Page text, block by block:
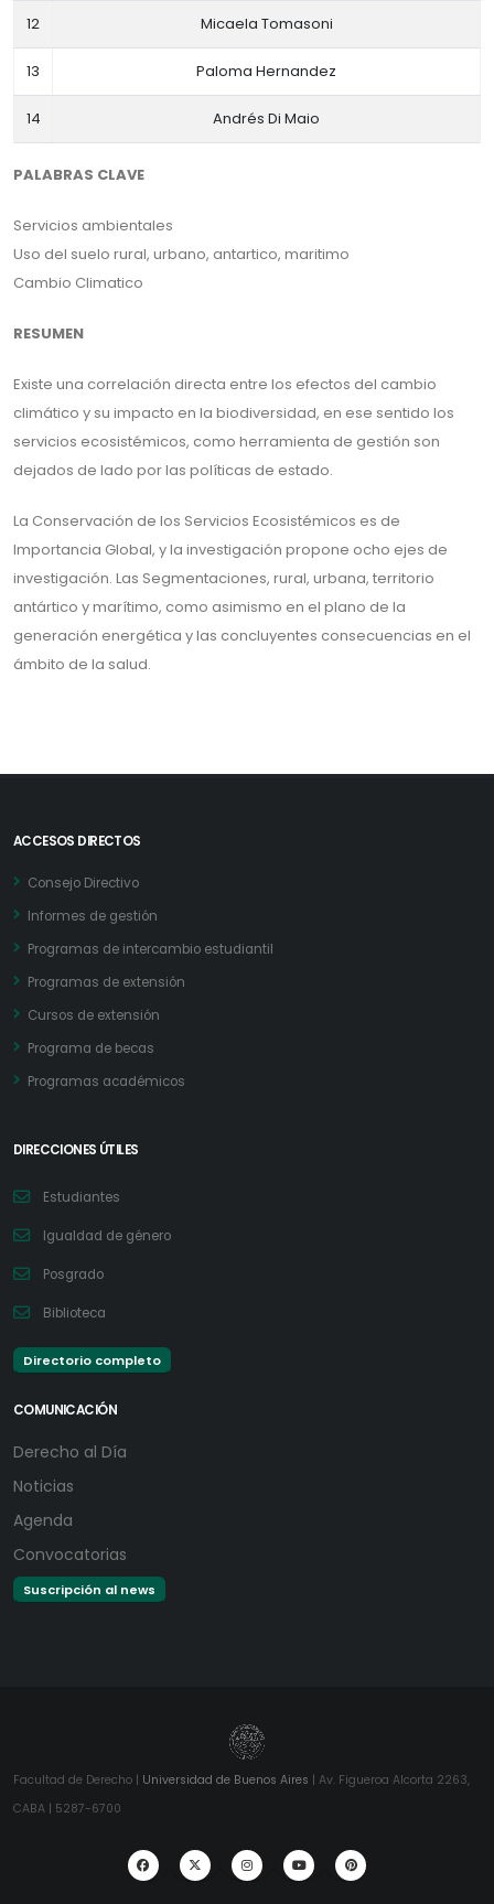
12 Micaela Tomasoni
13 Paloma Hernandez
14 Andrés Di Maio
PALABRAS CLAVE
Servicios ambientales
Uso del suelo rural, urbano, antartico, maritimo
Cambio Climatico
RESUMEN
Existe una correlación directa entre los efectos del cambio
climático y su impacto en la biodiversidad, en ese sentido los
servicios ecosistémicos, como herramienta de gestión son
dejados de lado por las políticas de estado.
La Conservación de los Servicios Ecosistémicos es de
Importancia Global, y la investigación propone ocho ejes de
investigación. Las Segmentaciones, rural, urbana, territorio
antártico y marítimo, como asimismo en el plano de la
generación energética y las concluyentes consecuencias en el
ámbito de la salud.
ACCESOS DIRECTOS
Consejo Directivo
Informes de gestión
Programas de intercambio estudiantil
Programas de extensión
Cursos de extensión
Programa de becas
Programas académicos
DIRECCIONES ÚTILES
Estudiantes
Igualdad de género
Posgrado
Biblioteca
Directorio completo
COMUNICACIÓN
Derecho al Día
Noticias
Agenda
Convocatorias
Suscripción al news
Facultad de Derecho | Universidad de Buenos Aires | Av. Figueroa Alcorta 2263,
CABA | 5287-6700